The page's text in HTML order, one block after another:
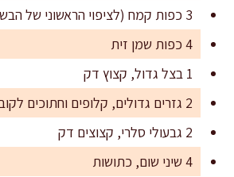
3 כפות קמח (לציפוי הראשוני של הבשר)
4 כפות שמן זית
1 בצל גדול, קצוץ דק
2 גזרים גדולים, קלופים וחתוכים לקוביות
2 גבעולי סלרי, קצוצים דק
4 שיני שום, כתושות